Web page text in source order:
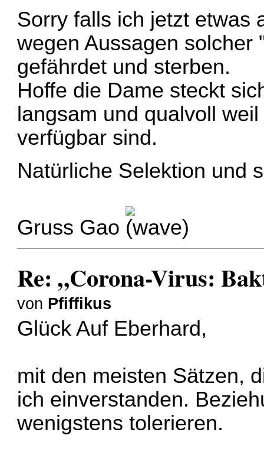
Sorry falls ich jetzt etwas
wegen Aussagen solcher
gefährdet und sterben.
Hoffe die Dame steckt
langsam und qualvoll
verfügbar sind.
Natürliche Selektion und
Gruss Gao
Re: „Corona-Virus:
von Pfiffikus
Glück Auf Eberhard,
mit den meisten Sätzen,
ich einverstanden.
wenigstens tolerieren.